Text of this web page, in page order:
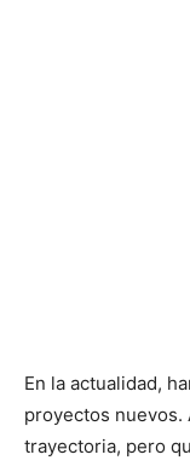
En la actualidad,
proyectos nuevos.
trayectoria, pero